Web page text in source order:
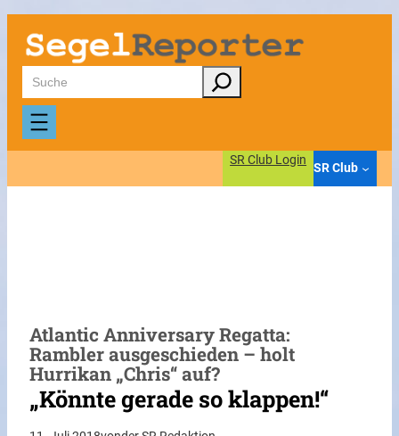
Zum
Inhalt
springen
Suchen
SR Club Login
SR Club
Atlantic Anniversary Regatta:
Rambler ausgeschieden – holt
Hurrikan „Chris“ auf?
„Könnte gerade so klappen!“